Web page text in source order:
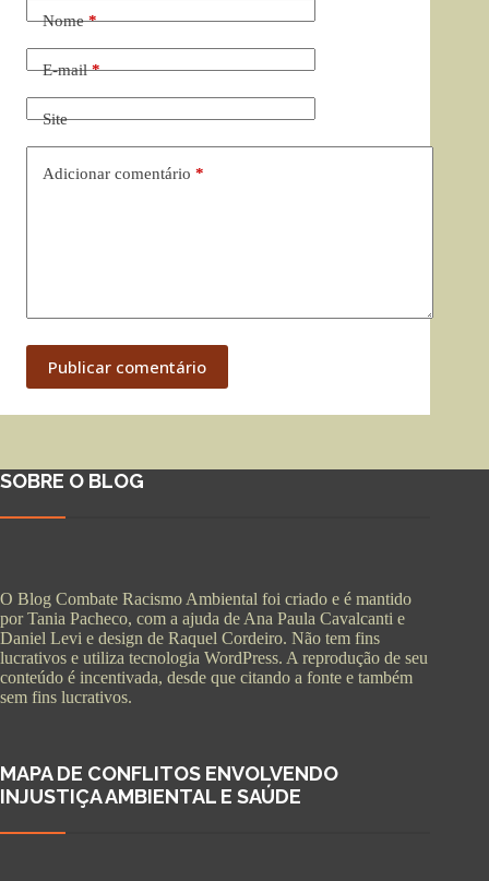
Nome*
E-mail*
Site
Adicionar comentário *
Publicar comentário
SOBRE O BLOG
O Blog Combate Racismo Ambiental foi criado e é mantido
por Tania Pacheco, com a ajuda de Ana Paula Cavalcanti e
Daniel Levi e design de Raquel Cordeiro. Não tem fins
lucrativos e utiliza tecnologia WordPress. A reprodução de seu
conteúdo é incentivada, desde que citando a fonte e também
sem fins lucrativos.
MAPA DE CONFLITOS ENVOLVENDO
INJUSTIÇA AMBIENTAL E SAÚDE